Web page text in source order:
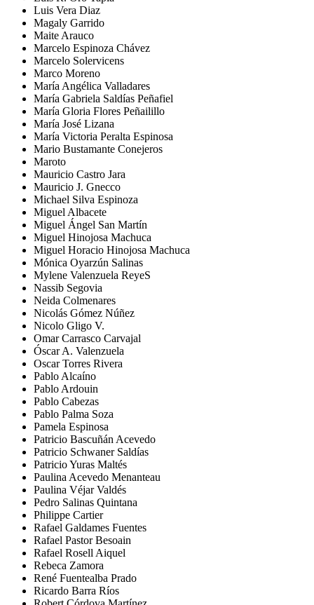
Luis Vera Diaz
Magaly Garrido
Maite Arauco
Marcelo Espinoza Chávez
Marcelo Solervicens
Marco Moreno
María Angélica Valladares
María Gabriela Saldías Peñafiel
María Gloria Flores Peñailillo
María José Lizana
María Victoria Peralta Espinosa
Mario Bustamante Conejeros
Maroto
Mauricio Castro Jara
Mauricio J. Gnecco
Michael Silva Espinoza
Miguel Albacete
Miguel Ángel San Martín
Miguel Hinojosa Machuca
Miguel Horacio Hinojosa Machuca
Mónica Oyarzún Salinas
Mylene Valenzuela ReyeS
Nassib Segovia
Neida Colmenares
Nicolás Gómez Núñez
Nicolo Gligo V.
Omar Carrasco Carvajal
Óscar A. Valenzuela
Oscar Torres Rivera
Pablo Alcaíno
Pablo Ardouin
Pablo Cabezas
Pablo Palma Soza
Pamela Espinosa
Patricio Bascuñán Acevedo
Patricio Schwaner Saldías
Patricio Yuras Maltés
Paulina Acevedo Menanteau
Paulina Véjar Valdés
Pedro Salinas Quintana
Philippe Cartier
Rafael Galdames Fuentes
Rafael Pastor Besoain
Rafael Rosell Aiquel
Rebeca Zamora
René Fuentealba Prado
Ricardo Barra Ríos